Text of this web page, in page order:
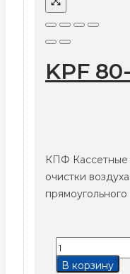
KPF
КПФ Кассетные
очистки
Количество
товара
В корзину